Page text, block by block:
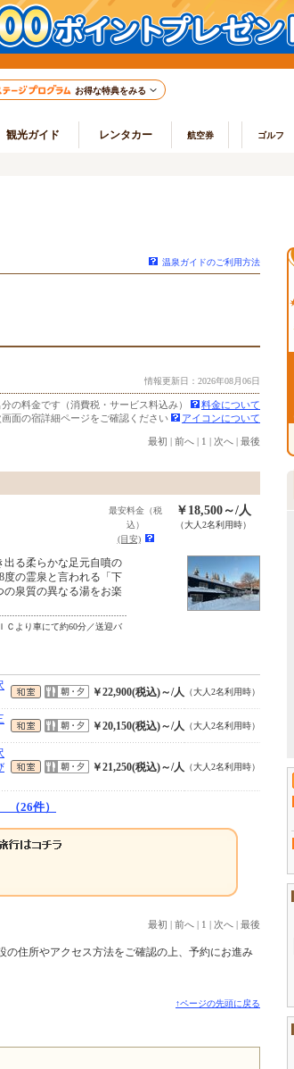
お得な特典をみる
観光ガイド レンタカー 航空券 ゴルフ
温泉ガイドのご利用方法
情報更新日：2026年08月06日
の料金です（消費税・サービス料込み）
料金について
面の宿詳細ページをご確認ください
アイコンについて
最初 | 前へ | 1 | 次へ | 最後
最安料金（税
込）
(目安)
￥18,500～/人
（大人2名利用時）
出る柔らかな足元自噴の
度の霊泉と言われる「下
泉質の異なる湯をお楽
Ｃより車にて約60分／送迎バ
￥22,900(税込)～/人 （大人2名利用時）
￥20,150(税込)～/人 （大人2名利用時）
￥21,250(税込)～/人 （大人2名利用時）
26件）
最初 | 前へ | 1 | 次へ | 最後
住所やアクセス方法をご確認の上、予約にお進み
↑ページの先頭に戻る